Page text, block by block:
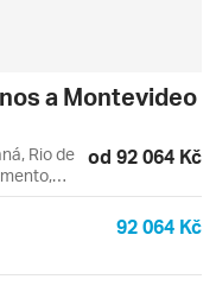
a Montevideo
Rio de
od 92 064 Kč
92 064 Kč